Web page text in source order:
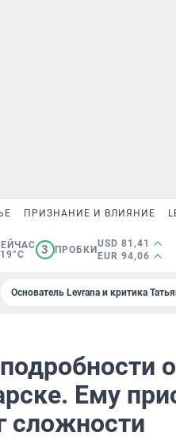
ПРИЗНАНИЕ И ВЛИЯНИЕ
3 ПРОБКИ
USD 81,41
EUR 94,06
Основатель Levrana и критика
Ему
сложности